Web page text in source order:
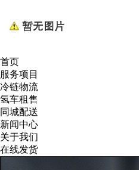
首页
服务项目
冷链物流
氢车租售
同城配送
新闻中心
关于我们
在线发货